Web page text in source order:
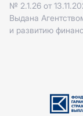
№ 2.1.26 от
Выдана
и развитию